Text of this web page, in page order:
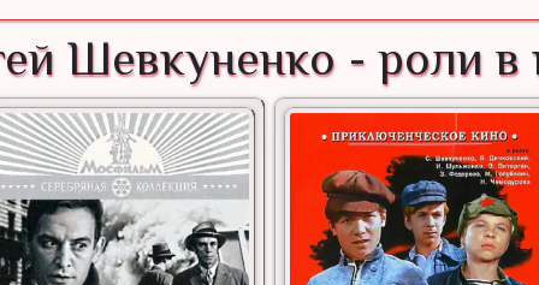
Шевкуненко - роли в